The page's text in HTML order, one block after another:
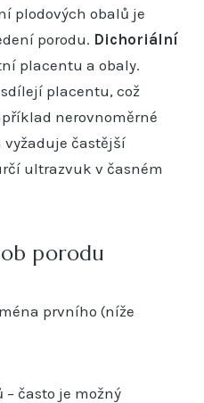
plodových obalů je
porodu. Dichoriální
placentu a obaly.
placentu, což
nerovnoměrné
častější
ultrazvuk v časném
porodu
prvního (níže
často je možný